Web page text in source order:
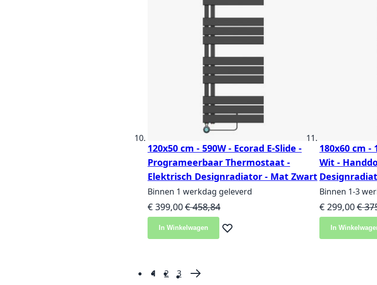
120x50 cm - 590W - Ecorad E-Slide -
Programeerbaar Thermostaat -
Elektrisch Designradiator - Mat Zwart
Binnen 1 werkdag geleverd
Speciale prijs
€ 399,00Normale prijs
€ 458,84
In Winkelwagen Voeg toe aan verlanglijst
180x60 cm -
Wit -
Binnen 1-3
Speciale prijs
€ 299,00€
In
PaginaU lees momenteel pagina
1 Pagina
2 Pagina
3 Pagina
Volgende